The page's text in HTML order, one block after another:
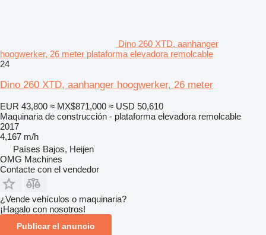
Dino 260 XTD, aanhanger
hoogwerker, 26 meter plataforma elevadora remolcable
24
Dino 260 XTD, aanhanger hoogwerker, 26 meter
EUR 43,800 ≈ MX$871,000 ≈ USD 50,610
Maquinaria de construcción - plataforma elevadora remolcable
2017
4,167 m/h
Países Bajos, Heijen
OMG Machines
Contacte con el vendedor
¿Vende vehículos o maquinaria?
¡Hagalo con nosotros!
Publicar el anuncio